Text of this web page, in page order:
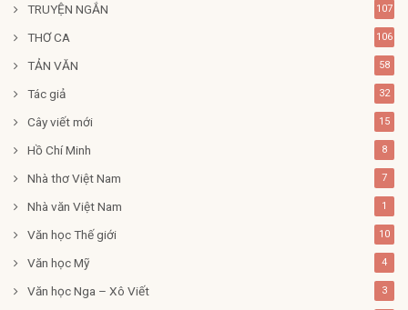
TRUYỆN NGẮN 107
THƠ CA 106
TẢN VĂN 58
Tác giả 32
Cây viết mới 15
Hồ Chí Minh 8
Nhà thơ Việt Nam 7
Nhà văn Việt Nam 1
Văn học Thế giới 10
Văn học Mỹ 4
Văn học Nga – Xô Viết 3